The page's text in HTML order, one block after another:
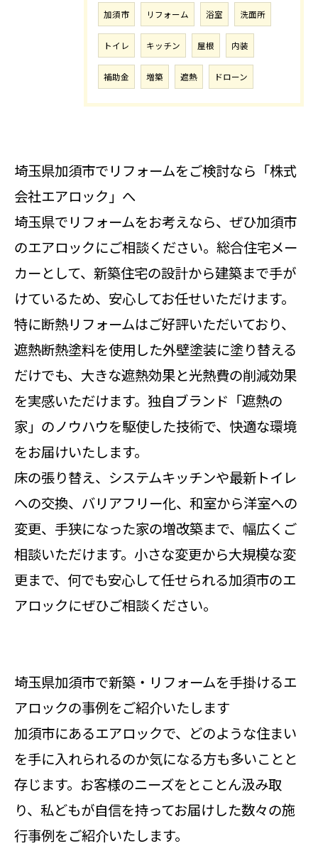
加須市 リフォーム 浴室 洗面所
トイレ キッチン 屋根 内装
補助金 増築 遮熱 ドローン
埼玉県加須市でリフォームをご検討なら「株式
会社エアロック」へ
埼玉県でリフォームをお考えなら、ぜひ加須市
のエアロックにご相談ください。総合住宅メー
カーとして、新築住宅の設計から建築まで手が
けているため、安心してお任せいただけます。
特に断熱リフォームはご好評いただいており、
遮熱断熱塗料を使用した外壁塗装に塗り替える
だけでも、大きな遮熱効果と光熱費の削減効果
を実感いただけます。独自ブランド「遮熱の
家」のノウハウを駆使した技術で、快適な環境
をお届けいたします。
床の張り替え、システムキッチンや最新トイレ
への交換、バリアフリー化、和室から洋室への
変更、手狭になった家の増改築まで、幅広くご
相談いただけます。小さな変更から大規模な変
更まで、何でも安心して任せられる加須市のエ
アロックにぜひご相談ください。
埼玉県加須市で新築・リフォームを手掛けるエ
アロックの事例をご紹介いたします
加須市にあるエアロックで、どのような住まい
を手に入れられるのか気になる方も多いことと
存じます。お客様のニーズをとことん汲み取
り、私どもが自信を持ってお届けした数々の施
行事例をご紹介いたします。